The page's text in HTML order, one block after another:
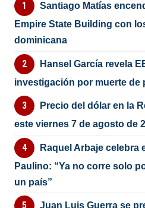
Santiago Matías
Empire State Building con
dominicana
Hansel García revela
investigación por muerte de
Precio del dólar en la
este viernes 7 de agosto de
Raquel Arbaje celebra
Paulino: “Ya no corre solo
un país”
Juan Luis Guerra se